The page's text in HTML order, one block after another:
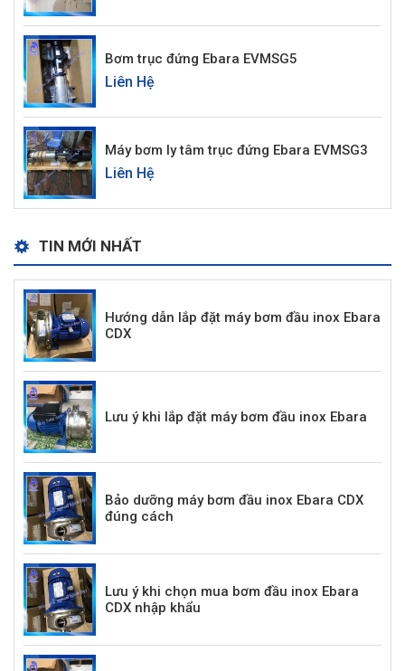
Bơm trục đứng Ebara EVMSG5
Liên Hệ
Máy bơm ly tâm trục đứng Ebara EVMSG3
Liên Hệ
TIN MỚI NHẤT
Hướng dẫn lắp đặt máy bơm đầu inox Ebara
CDX
Lưu ý khi lắp đặt máy bơm đầu inox Ebara
Bảo dưỡng máy bơm đầu inox Ebara CDX
đúng cách
Lưu ý khi chọn mua bơm đầu inox Ebara
CDX nhập khẩu